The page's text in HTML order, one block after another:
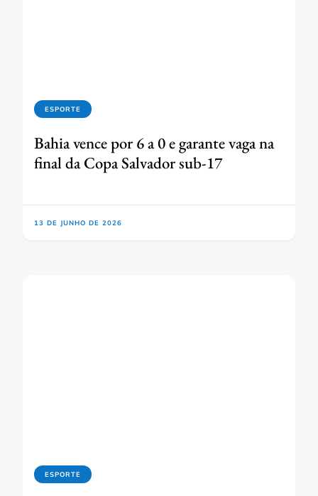
ESPORTE
Bahia vence por 6 a 0 e garante vaga na
final da Copa Salvador sub-17
13 DE JUNHO DE 2026
ESPORTE